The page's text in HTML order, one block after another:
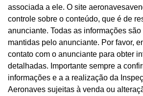
associada a ele. O site
controle sobre o conteúdo, que é de
anunciante. Todas as informações
mantidas pelo anunciante. Por favor,
contato com o anunciante para obter
detalhadas. Importante sempre a
informações e a a realização da
Aeronaves sujeitas à venda ou